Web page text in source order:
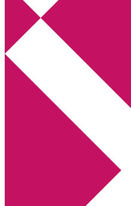
Annikas litteratur- och kulturblogg
Deckare, kriminalromaner, thrillers
Hem
Boktolva
Författarfemman
Kontakt
Webbshop Amazon